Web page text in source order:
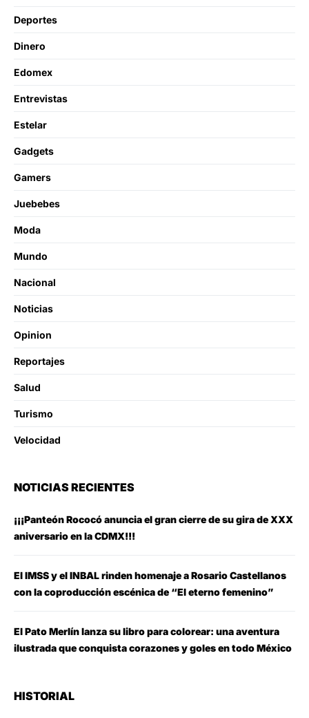
Deportes
Dinero
Edomex
Entrevistas
Estelar
Gadgets
Gamers
Juebebes
Moda
Mundo
Nacional
Noticias
Opinion
Reportajes
Salud
Turismo
Velocidad
NOTICIAS RECIENTES
¡¡¡Panteón Rococó anuncia el gran cierre de su gira de XXX
aniversario en la CDMX!!!
El IMSS y el INBAL rinden homenaje a Rosario Castellanos
con la coproducción escénica de “El eterno femenino”
El Pato Merlín lanza su libro para colorear: una aventura
ilustrada que conquista corazones y goles en todo México
HISTORIAL